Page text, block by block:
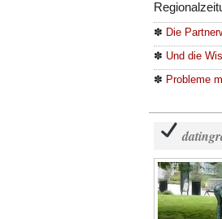
✽ Die
✽ Und die
✽ Probleme